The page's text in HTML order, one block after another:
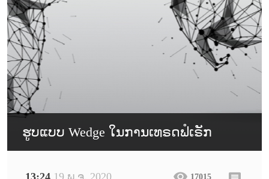
ຮູບແບບ Wedge ໃນການເທຣດຟໍເຣັກ
13:24 19 ພ.ຈ. 2020 17015